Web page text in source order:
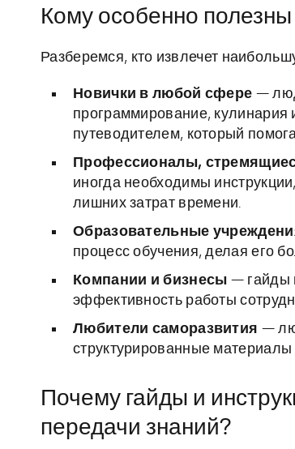
Кому особенно
Разберемся, кто извлечет
Новички в любой сфере —
программирование,
путеводителем, который
Профессионалы,
иногда необходимы
лишних затрат времени.
Образовательные
процесс обучения, делая его
Компании и бизнесы — гайды
эффективность работы
Любители саморазвития —
структурированные материалы
Почему гайды и
передачи знаний?